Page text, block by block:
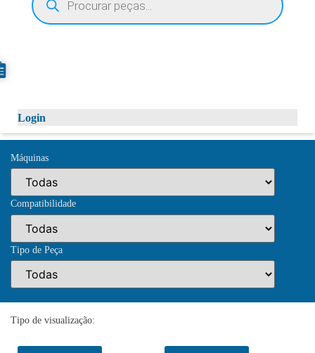
Login
Máquinas
Compatibilidade
Tipo de Peça
Tipo de visualização: